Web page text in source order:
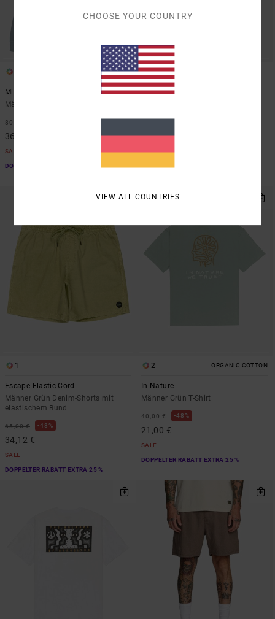
Mirage
Männer Blau Kapuzenpulli
80,00 €
36,00 €
SALE
DOPPELTER RABATT EXTRA 25 %
3
Vacancy
1
Escape Elastic Cord
Männer Grün Denim-Shorts mit
elastischem Bund
65,00 € 48%
34,12 €
SALE
DOPPELTER RABATT EXTRA 25 %
2 ORGANIC COTTON
In Nature
Männer Grün T-Shirt
40,00 € 48%
21,00 €
SALE
DOPPELTER RABATT EXTRA 25 %
CHOOSE YOUR COUNTRY
VIEW ALL COUNTRIES